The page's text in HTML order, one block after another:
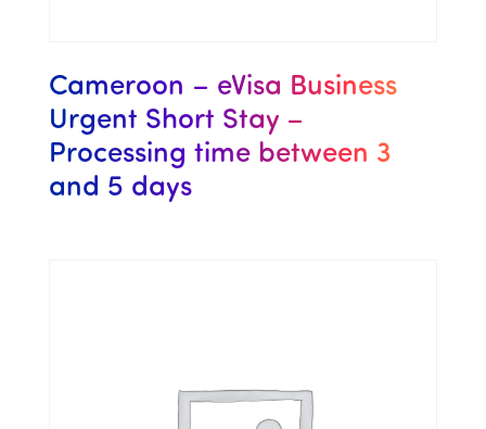
Cameroon – eVisa Business
Urgent Short Stay –
Processing time between 3
and 5 days